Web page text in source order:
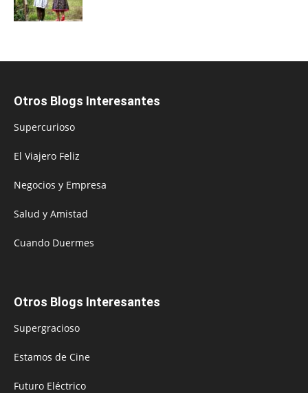
Otros Blogs Interesantes
Supercurioso
El Viajero Feliz
Negocios y Empresa
Salud y Amistad
Cuando Duermes
Otros Blogs Interesantes
Supergracioso
Estamos de Cine
Futuro Eléctrico